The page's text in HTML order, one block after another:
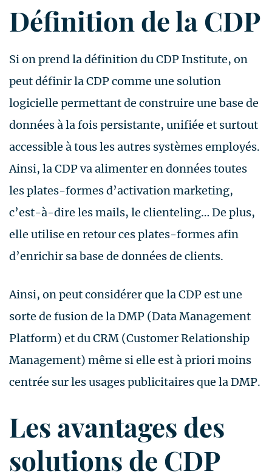
Définition de la CDP
Si on prend la définition du CDP Institute, on
peut définir la CDP comme une solution
logicielle permettant de construire une base de
données à la fois persistante, unifiée et surtout
accessible à tous les autres systèmes employés.
Ainsi, la CDP va alimenter en données toutes
les plates-formes d’activation marketing,
c’est-à-dire les mails, le clienteling… De plus,
elle utilise en retour ces plates-formes afin
d’enrichir sa base de données de clients.
Ainsi, on peut considérer que la CDP est une
sorte de fusion de la DMP (Data Management
Platform) et du CRM (Customer Relationship
Management) même si elle est à priori moins
centrée sur les usages publicitaires que la DMP.
Les avantages des
solutions de CDP